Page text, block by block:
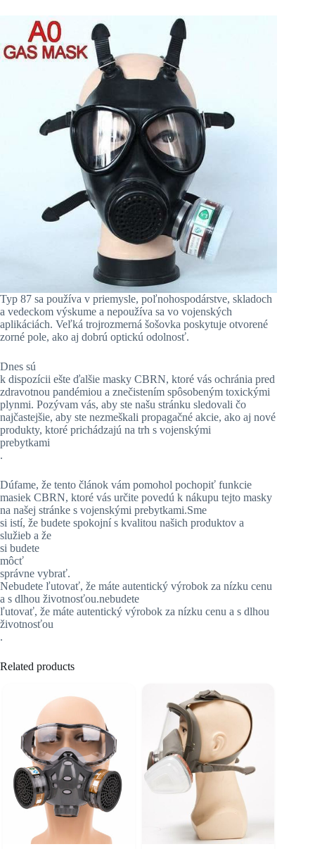
Typ 87 sa používa v priemysle, poľnohospodárstve, skladoch
a vedeckom výskume a nepoužíva sa vo vojenských
aplikáciách. Veľká trojrozmerná šošovka poskytuje otvorené
zorné pole, ako aj dobrú optickú odolnosť.
Dnes sú
k dispozícii ešte ďalšie masky CBRN, ktoré vás ochránia pred
zdravotnou pandémiou a znečistením spôsobeným toxickými
plynmi. Pozývam vás, aby ste našu stránku sledovali čo
najčastejšie, aby ste nezmeškali propagačné akcie, ako aj nové
produkty, ktoré prichádzajú na trh s vojenskými
prebytkami
.
Dúfame, že tento článok vám pomohol pochopiť funkcie
masiek CBRN, ktoré vás určite povedú k nákupu tejto masky
na našej stránke s vojenskými prebytkami.Sme
si istí, že budete spokojní s kvalitou našich produktov a
služieb a že
si budete
môcť
správne vybrať.
Nebudete ľutovať, že máte autentický výrobok za nízku cenu
a s dlhou životnosťou.nebudete
ľutovať, že máte autentický výrobok za nízku cenu a s dlhou
životnosťou
.
Related products